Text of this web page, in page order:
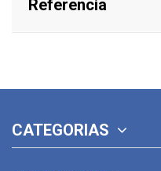
Referencia
CATEGORIAS